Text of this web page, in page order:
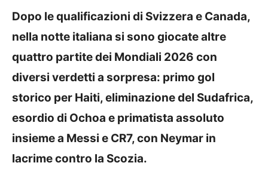
Dopo le qualificazioni di Svizzera e Canada,
nella notte italiana si sono giocate altre
quattro partite dei Mondiali 2026 con
diversi verdetti a sorpresa: primo gol
storico per Haiti, eliminazione del Sudafrica,
esordio di Ochoa e primatista assoluto
insieme a Messi e CR7, con Neymar in
lacrime contro la Scozia.